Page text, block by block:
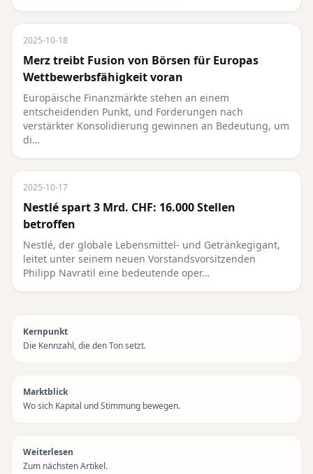
2025-10-18
Merz treibt Fusion von Börsen für Europas
Wettbewerbsfähigkeit voran
Europäische Finanzmärkte stehen an einem
entscheidenden Punkt, und Forderungen nach
verstärkter Konsolidierung gewinnen an Bedeutung, um
di…
2025-10-17
Nestlé spart 3 Mrd. CHF: 16.000 Stellen
betroffen
Nestlé, der globale Lebensmittel- und Getränkegigant,
leitet unter seinem neuen Vorstandsvorsitzenden
Philipp Navratil eine bedeutende oper…
Kernpunkt
Die Kennzahl, die den Ton setzt.
Marktblick
Wo sich Kapital und Stimmung bewegen.
Weiterlesen
Zum nächsten Artikel.